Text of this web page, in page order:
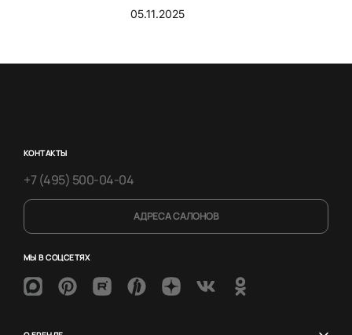
05.11.2025
КОНТАКТЫ
+7 (495) 500-04-04
АДРЕСА САЛОНОВ
МЫ В СОЦСЕТЯХ